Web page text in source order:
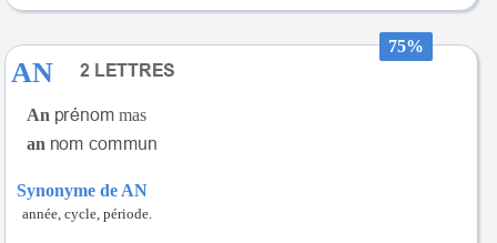
75%
AN
An
mas
an
Synonyme de AN
année, cycle, période.